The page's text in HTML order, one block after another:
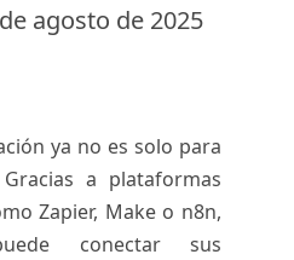
agosto de 2025
ya no es solo para
a plataformas
Zapier, Make o n8n,
conectar sus